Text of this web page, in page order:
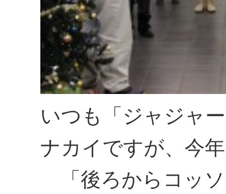
いつも「ジャジャ
ナカイですが、今
「後ろからコッ